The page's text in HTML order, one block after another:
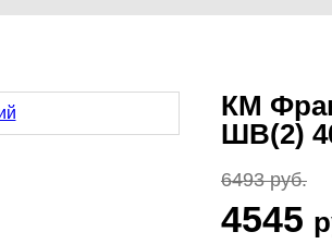
КМ
ШВ(2)
6493 руб.
4545